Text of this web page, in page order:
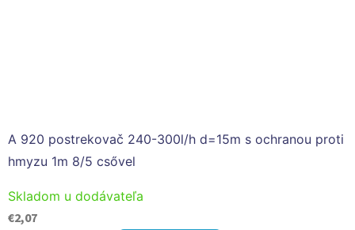
A 920 postrekovač 240-300l/h d=15m s ochranou proti
hmyzu 1m 8/5 csővel
Skladom u dodávateľa
€2,07